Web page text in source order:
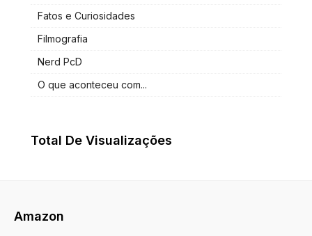
Fatos e Curiosidades
Filmografia
Nerd PcD
O que aconteceu com...
Total De Visualizações
Amazon